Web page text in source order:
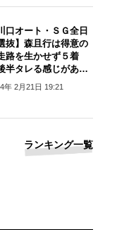
口オート・ＳＧ全日
抜】森且行は得意の
路を生かせず５着
半タレる感じがあ
年 2月21日 19:21
ランキング一覧